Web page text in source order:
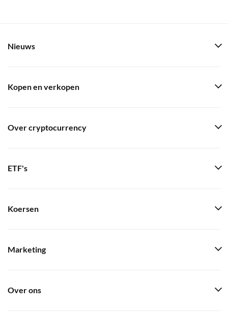
Nieuws
Kopen en verkopen
Over cryptocurrency
ETF's
Koersen
Marketing
Over ons